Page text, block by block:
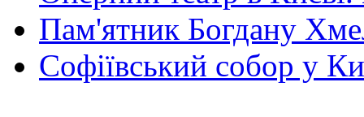
Пам'ятник Богдану
Софіївський собор у